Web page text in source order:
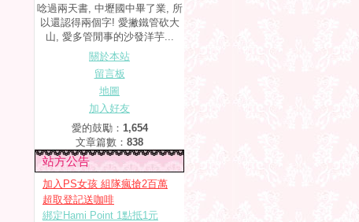
唸過兩天書, 中壢國中畢了業, 所
以還認得兩個字! 愛撇鐵管砍大
山, 愛多管閒事的沙發洋芋...
關於本站
留言板
地圖
加入好友
愛的鼓勵： 1,654
文章篇數： 838
站方公告
加入PS女孩 組隊瘋搶2百萬
超取登記送咖啡
綁定Hami Point 1點抵1元